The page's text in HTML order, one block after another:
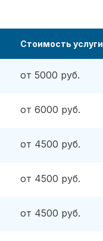
Стоимость услуги
от 5000 руб.
от 6000 руб.
от 4500 руб.
от 4500 руб.
от 4500 руб.